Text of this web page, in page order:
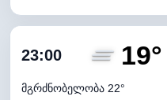
ღრუბლიანობა
ნამის წერტილი
23:00 19°
მგრძნობელობა 22°